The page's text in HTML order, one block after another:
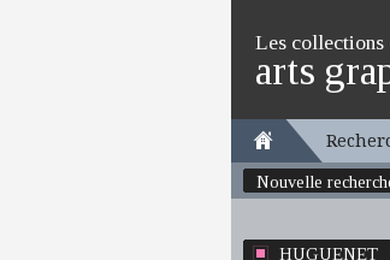
Les collections
arts
Nouvelle
HUGUENET